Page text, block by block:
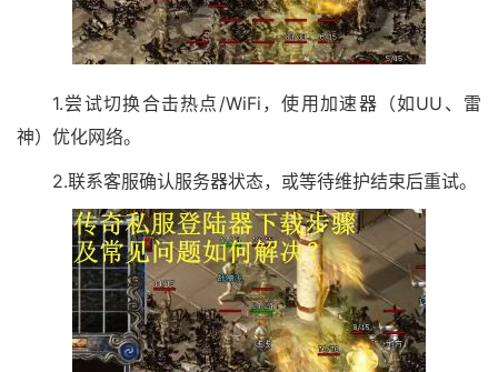
1.尝试切换合击热点/WiFi，使用加速器（如UU、雷
神）优化网络。
2.联系客服确认服务器状态，或等待维护结束后重试。